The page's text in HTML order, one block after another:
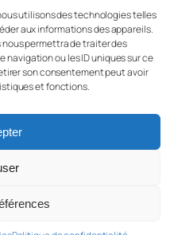
utilisons des technologies telles
aux informations des appareils.
permettra de traiter des
ou les ID uniques sur ce
son consentement peut avoir
et fonctions.
Conçu avec